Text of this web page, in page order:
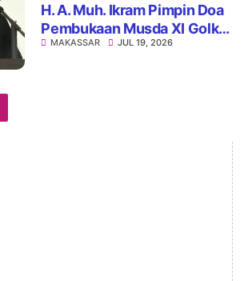
H. A. Muh. Ikram Pimpin Doa
Pembukaan Musda XI Golkar
Sulsel di Hotel Claro
MAKASSAR JUL 19, 2026